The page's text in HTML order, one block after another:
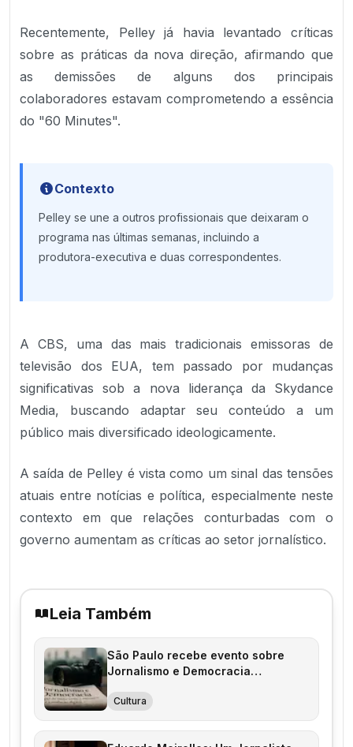
Recentemente, Pelley já havia levantado críticas
sobre as práticas da nova direção, afirmando que
as demissões de alguns dos principais
colaboradores estavam comprometendo a essência
do "60 Minutes".
Contexto
Pelley se une a outros profissionais que deixaram o
programa nas últimas semanas, incluindo a
produtora-executiva e duas correspondentes.
A CBS, uma das mais tradicionais emissoras de
televisão dos EUA, tem passado por mudanças
significativas sob a nova liderança da Skydance
Media, buscando adaptar seu conteúdo a um
público mais diversificado ideologicamente.
A saída de Pelley é vista como um sinal das tensões
atuais entre notícias e política, especialmente neste
contexto em que relações conturbadas com o
governo aumentam as críticas ao setor jornalístico.
Leia Também
São Paulo recebe evento sobre
Jornalismo e Democracia
Cultura